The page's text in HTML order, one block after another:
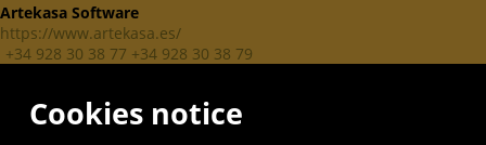
Artekasa Software
https://www.artekasa.es/
+34 928 30 38 77 +34 928 30 38 79
© 2016 Artek Soluciones Informáticas, S.L.U.
C. Doña Micaela Hernández, 1. Oficina 2. - 35500 Arrecife
Cookies notice